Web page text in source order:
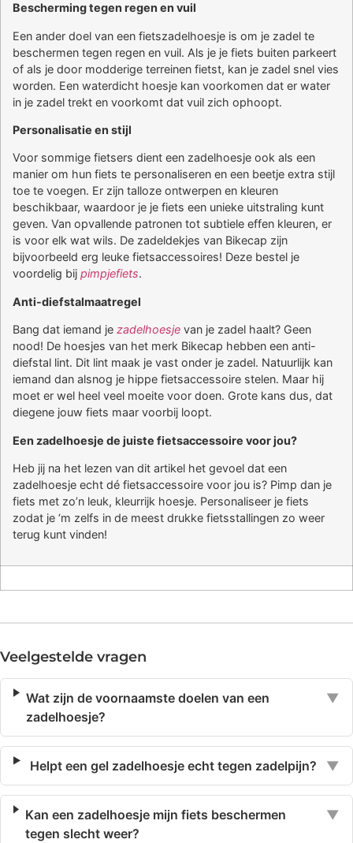
Bescherming tegen regen en vuil
Een ander doel van een fietszadelhoesje is om je zadel te
beschermen tegen regen en vuil. Als je je fiets buiten parkeert
of als je door modderige terreinen fietst, kan je zadel snel vies
worden. Een waterdicht hoesje kan voorkomen dat er water
in je zadel trekt en voorkomt dat vuil zich ophoopt.
Personalisatie en stijl
Voor sommige fietsers dient een zadelhoesje ook als een
manier om hun fiets te personaliseren en een beetje extra stijl
toe te voegen. Er zijn talloze ontwerpen en kleuren
beschikbaar, waardoor je je fiets een unieke uitstraling kunt
geven. Van opvallende patronen tot subtiele effen kleuren, er
is voor elk wat wils. De zadeldekjes van Bikecap zijn
bijvoorbeeld erg leuke fietsaccessoires! Deze bestel je
voordelig bij pimpjefiets.
Anti-diefstalmaatregel
Bang dat iemand je zadelhoesje van je zadel haalt? Geen
nood! De hoesjes van het merk Bikecap hebben een anti-
diefstal lint. Dit lint maak je vast onder je zadel. Natuurlijk kan
iemand dan alsnog je hippe fietsaccessoire stelen. Maar hij
moet er wel heel veel moeite voor doen. Grote kans dus, dat
diegene jouw fiets maar voorbij loopt.
Een zadelhoesje de juiste fietsaccessoire voor jou?
Heb jij na het lezen van dit artikel het gevoel dat een
zadelhoesje echt dé fietsaccessoire voor jou is? Pimp dan je
fiets met zo’n leuk, kleurrijk hoesje. Personaliseer je fiets
zodat je ‘m zelfs in de meest drukke fietsstallingen zo weer
terug kunt vinden!
Veelgestelde vragen
Wat zijn de voornaamste doelen van een
zadelhoesje?
▼
Helpt een gel zadelhoesje echt tegen zadelpijn? ▼
Kan een zadelhoesje mijn fiets beschermen
tegen slecht weer?
▼